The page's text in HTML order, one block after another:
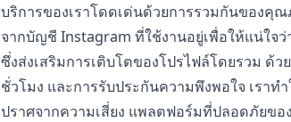
บริการของเราโดดเด่นด้วยการรวมกันของคุ
จากบัญชี Instagram ที่ใช้งานอยู่เพื่อให้แน่ใ
ซึ่งส่งเสริมการเติบโตของโปรไฟล์โดยรวม
ชั่วโมง และการรับประกันความพึงพอใจ เรา
ปราศจากความเสี่ยง แพลตฟอร์มที่ปลอดภัย